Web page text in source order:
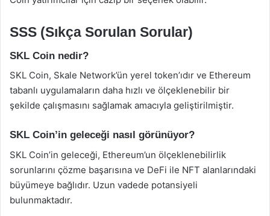
SSS (Sıkça Sorulan Sorular)
SKL Coin nedir?
SKL Coin, Skale Network’ün yerel token’ıdır ve Ethereum
tabanlı uygulamaların daha hızlı ve ölçeklenebilir bir
şekilde çalışmasını sağlamak amacıyla geliştirilmiştir.
SKL Coin’in geleceği nasıl görünüyor?
SKL Coin’in geleceği, Ethereum’un ölçeklenebilirlik
sorunlarını çözme başarısına ve DeFi ile NFT alanlarındaki
büyümeye bağlıdır. Uzun vadede potansiyeli
bulunmaktadır.